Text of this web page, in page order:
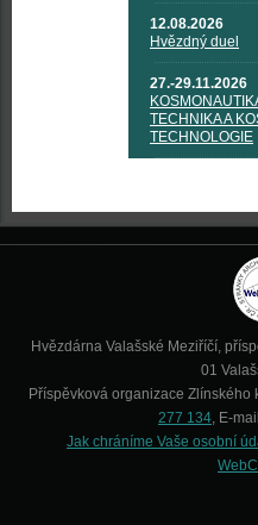
12.08.2026
Hvězdný duel
27.-29.11.2026
TECHNIKA A
TECHNOLOGIE
Hvězdárna Valašské Meziříčí,
01
Příspěvková organizace Zlínského
277 134, E-
Jak chráníme Vaše osobní